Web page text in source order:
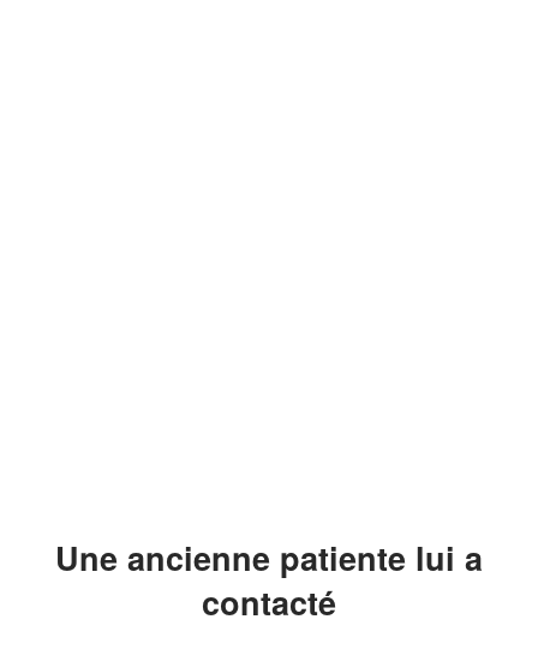
Une ancienne patiente lui a
contacté